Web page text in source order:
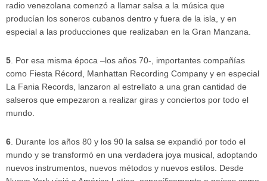
radio venezolana comenzó a llamar salsa a la música que
producían los soneros cubanos dentro y fuera de la isla, y en
especial a las producciones que realizaban en la Gran Manzana.
5. Por esa misma época –los años 70-, importantes compañías
como Fiesta Récord, Manhattan Recording Company y en especial
La Fania Records, lanzaron al estrellato a una gran cantidad de
salseros que empezaron a realizar giras y conciertos por todo el
mundo.
6. Durante los años 80 y los 90 la salsa se expandió por todo el
mundo y se transformó en una verdadera joya musical, adoptando
nuevos instrumentos, nuevos métodos y nuevos estilos. Desde